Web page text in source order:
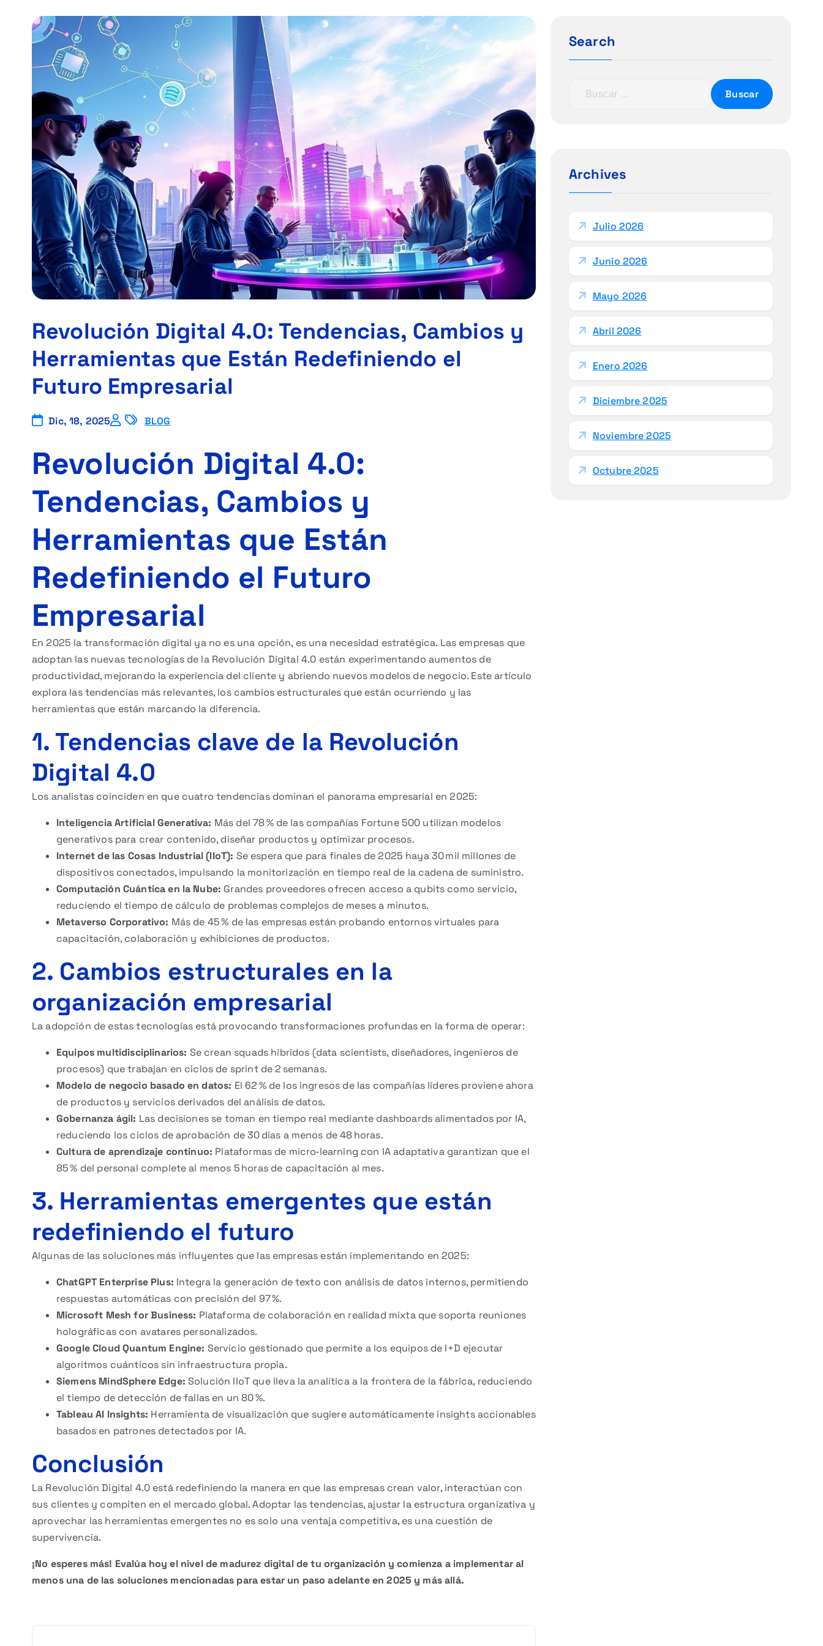
Revolución Digital 4.0: Tendencias, Cambios y
Herramientas que Están Redefiniendo el
Futuro Empresarial
Dic, 18, 2025 BLOG
Revolución Digital 4.0:
Tendencias, Cambios y
Herramientas que Están
Redefiniendo el Futuro
Empresarial
En 2025 la transformación digital ya no es una opción, es una necesidad estratégica. Las empresas que
adoptan las nuevas tecnologías de la Revolución Digital 4.0 están experimentando aumentos de
productividad, mejorando la experiencia del cliente y abriendo nuevos modelos de negocio. Este artículo
explora las tendencias más relevantes, los cambios estructurales que están ocurriendo y las
herramientas que están marcando la diferencia.
1. Tendencias clave de la Revolución
Digital 4.0
Los analistas coinciden en que cuatro tendencias dominan el panorama empresarial en 2025:
Inteligencia Artificial Generativa: Más del 78 % de las compañías Fortune 500 utilizan modelos
generativos para crear contenido, diseñar productos y optimizar procesos.
Internet de las Cosas Industrial (IIoT): Se espera que para finales de 2025 haya 30 mil millones de
dispositivos conectados, impulsando la monitorización en tiempo real de la cadena de suministro.
Computación Cuántica en la Nube: Grandes proveedores ofrecen acceso a qubits como servicio,
reduciendo el tiempo de cálculo de problemas complejos de meses a minutos.
Metaverso Corporativo: Más de 45 % de las empresas están probando entornos virtuales para
capacitación, colaboración y exhibiciones de productos.
2. Cambios estructurales en la
organización empresarial
La adopción de estas tecnologías está provocando transformaciones profundas en la forma de operar:
Equipos multidisciplinarios: Se crean squads híbridos (data scientists, diseñadores, ingenieros de
procesos) que trabajan en ciclos de sprint de 2 semanas.
Modelo de negocio basado en datos: El 62 % de los ingresos de las compañías líderes proviene ahora
de productos y servicios derivados del análisis de datos.
Gobernanza ágil: Las decisiones se toman en tiempo real mediante dashboards alimentados por IA,
reduciendo los ciclos de aprobación de 30 días a menos de 48 horas.
Cultura de aprendizaje continuo: Plataformas de micro‑learning con IA adaptativa garantizan que el
85 % del personal complete al menos 5 horas de capacitación al mes.
3. Herramientas emergentes que están
redefiniendo el futuro
Algunas de las soluciones más influyentes que las empresas están implementando en 2025:
ChatGPT Enterprise Plus: Integra la generación de texto con análisis de datos internos, permitiendo
respuestas automáticas con precisión del 97 %.
Microsoft Mesh for Business: Plataforma de colaboración en realidad mixta que soporta reuniones
holográficas con avatares personalizados.
Google Cloud Quantum Engine: Servicio gestionado que permite a los equipos de I+D ejecutar
algoritmos cuánticos sin infraestructura propia.
Siemens MindSphere Edge: Solución IIoT que lleva la analítica a la frontera de la fábrica, reduciendo
el tiempo de detección de fallas en un 80 %.
Tableau AI Insights: Herramienta de visualización que sugiere automáticamente insights accionables
basados en patrones detectados por IA.
Conclusión
La Revolución Digital 4.0 está redefiniendo la manera en que las empresas crean valor, interactúan con
sus clientes y compiten en el mercado global. Adoptar las tendencias, ajustar la estructura organizativa y
aprovechar las herramientas emergentes no es solo una ventaja competitiva, es una cuestión de
supervivencia.
¡No esperes más! Evalúa hoy el nivel de madurez digital de tu organización y comienza a implementar al
menos una de las soluciones mencionadas para estar un paso adelante en 2025 y más allá.
Search
r
Archives
Julio 2026
Junio 2026
Mayo 2026
Abril 2026
Enero 2026
Diciembre 2025
Noviembre 2025
Octubre 2025